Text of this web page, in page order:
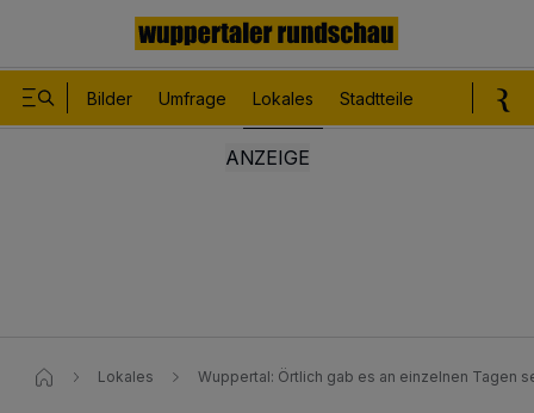
Bilder Umfrage Lokales Stadtteile
Lokales Wuppertal: Örtlich gab es an einzelnen Tagen